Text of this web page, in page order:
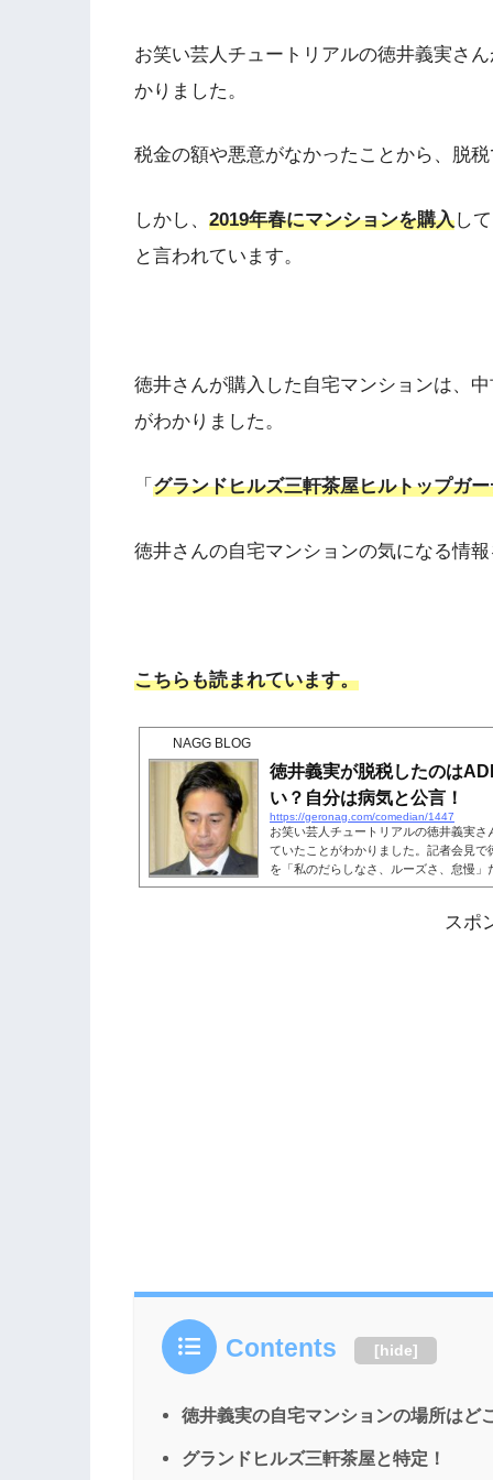
お笑い芸人チュートリアルの徳井義実さ
かりました。
税金の額や悪意がなかったことから、脱
しかし、 2019年春にマンションを購入し
と言われています。
徳井さんが購入した自宅マンションは、
がわかりました。
「 グランドヒルズ三軒茶屋ヒルトップガ
徳井さんの自宅マンションの気になる情
こちらも読まれています。
NAGG BLOG
徳井義実が脱税したのは
い？自分は病気と公言！
https://geronag.com/comedian/1447
お笑い芸人チュートリアルの徳井義実
ていたことがわかりました。記者会見
を「私のだらしなさ、ルーズさ、怠慢
は、この発言などから徳井さんがADHD
た。徳井さんの気になる情報を探って
スポ
Contents [hide]
徳井義実の自宅マンションの場所はど
グランドヒルズ三軒茶屋と特定！